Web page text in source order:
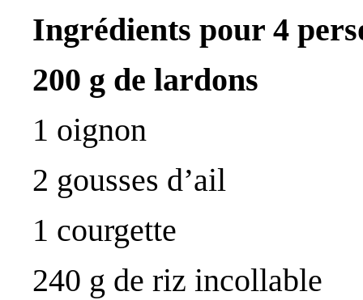
Ingrédients pour 4
200 g de lardons
1 oignon
2 gousses d’ail
1 courgette
240 g de riz incollable